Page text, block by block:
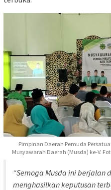
Pimpinan Daerah Pemuda
Musyawarah Daerah (Musda) ke-V.
“Semoga Musda ini berjalan
menghasilkan keputusan